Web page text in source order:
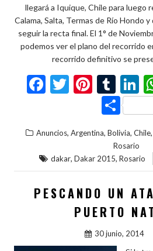
llegará a Iquique, Chile para luego
Calama, Salta, Termas de Río Hondo
seguir la recta final. El 1° de
podemos ver el plano del recorrido
recorrido definitivo se
F
b
o
o
k
T
er
Pi
nt
er
es
t
T
u
m
bl
r
n
n
C
m
p
ti
r
Anuncios, Argentina, Bolivia, Chile,
Rosario
dakar, Dakar 2015, Rosario
PESCANDO UN
PUERTO
30 junio, 2014